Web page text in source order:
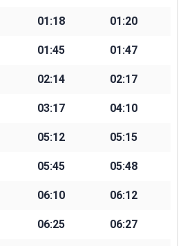
01:18 01:20
01:45 01:47
02:14 02:17
03:17 04:10
05:12 05:15
05:45 05:48
06:10 06:12
06:25 06:27